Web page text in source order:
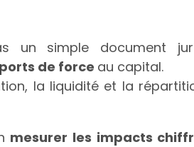
un simple document
de force au capital.
la liquidité et la
mesurer les impacts